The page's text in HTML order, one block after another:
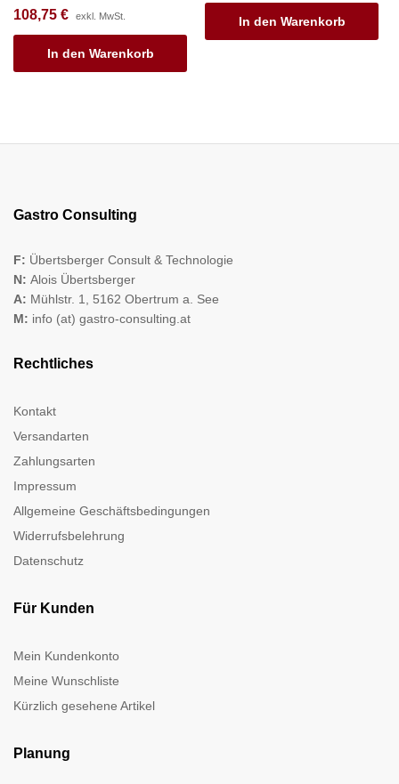
108,75 € exkl. MwSt.
In den Warenkorb
In den Warenkorb
Gastro Consulting
F: Übertsberger Consult & Technologie
N: Alois Übertsberger
A: Mühlstr. 1, 5162 Obertrum a. See
M: info (at) gastro-consulting.at
Rechtliches
Kontakt
Versandarten
Zahlungsarten
Impressum
Allgemeine Geschäftsbedingungen
Widerrufsbelehrung
Datenschutz
Für Kunden
Mein Kundenkonto
Meine Wunschliste
Kürzlich gesehene Artikel
Planung